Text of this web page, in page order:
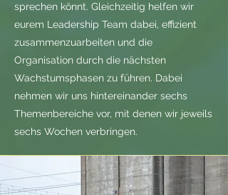
sprechen könnt. Gleichzeitig helfen wir
eurem Leadership Team dabei, effizient
zusammenzuarbeiten und die
Organisation durch die nächsten
Wachstumsphasen zu führen. Dabei
nehmen wir uns hintereinander sechs
Themenbereiche vor, mit denen wir jeweils
sechs Wochen verbringen.